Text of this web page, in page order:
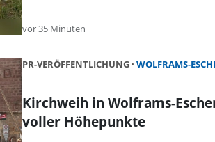
vor 35 Minuten
PR-VERÖFFENTLICHUNG WOLFRAMS-
Kirchweih in Wolframs-
voller Höhepunkte